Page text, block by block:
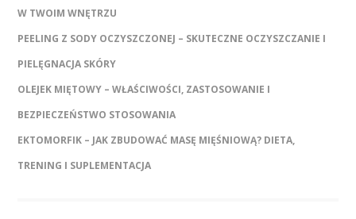
W TWOIM WNĘTRZU
PEELING Z SODY OCZYSZCZONEJ – SKUTECZNE OCZYSZCZANIE I
PIELĘGNACJA SKÓRY
OLEJEK MIĘTOWY – WŁAŚCIWOŚCI, ZASTOSOWANIE I
BEZPIECZEŃSTWO STOSOWANIA
EKTOMORFIK – JAK ZBUDOWAĆ MASĘ MIĘŚNIOWĄ? DIETA,
TRENING I SUPLEMENTACJA